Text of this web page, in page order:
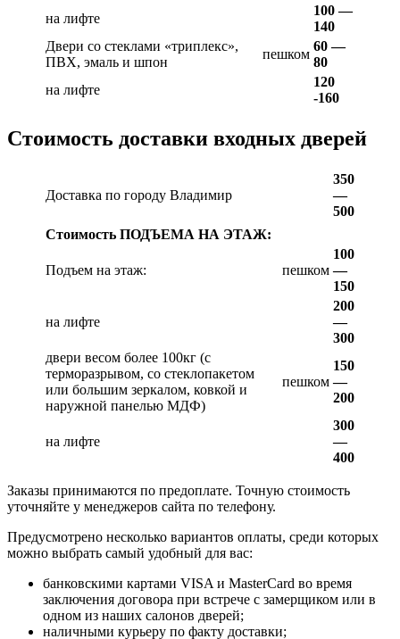
на лифте
100 —
140
Двери со стеклами «триплекс»,
ПВХ, эмаль и шпон
пешком
60 —
80
на лифте
120
-160
Стоимость доставки входных дверей
Доставка по городу Владимир
350
—
500
Стоимость ПОДЪЕМА НА ЭТАЖ:
Подъем на этаж: пешком
100
—
150
на лифте
200
—
300
двери весом более 100кг (с
терморазрывом, со стеклопакетом
или большим зеркалом, ковкой и
наружной панелью МДФ)
пешком
150
—
200
на лифте
300
—
400
Заказы принимаются по предоплате. Точную стоимость
уточняйте у менеджеров сайта по телефону.
Предусмотрено несколько вариантов оплаты, среди которых
можно выбрать самый удобный для вас:
банковскими картами VISA и MasterCard во время
заключения договора при встрече с замерщиком или в
одном из наших салонов дверей;
наличными курьеру по факту доставки;